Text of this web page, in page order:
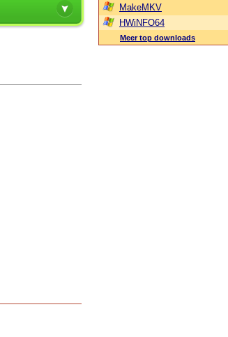
MakeMKV
HWiNFO64
Meer top downloads